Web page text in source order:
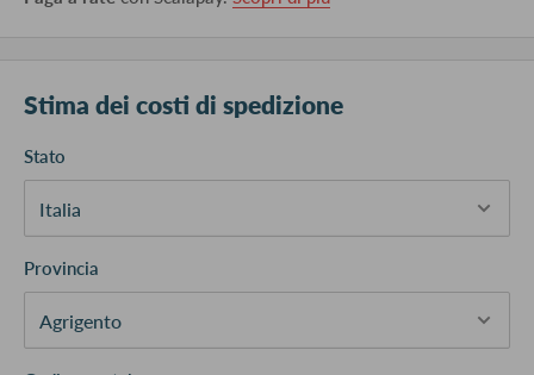
Stima dei costi di spedizione
Stato
Provincia